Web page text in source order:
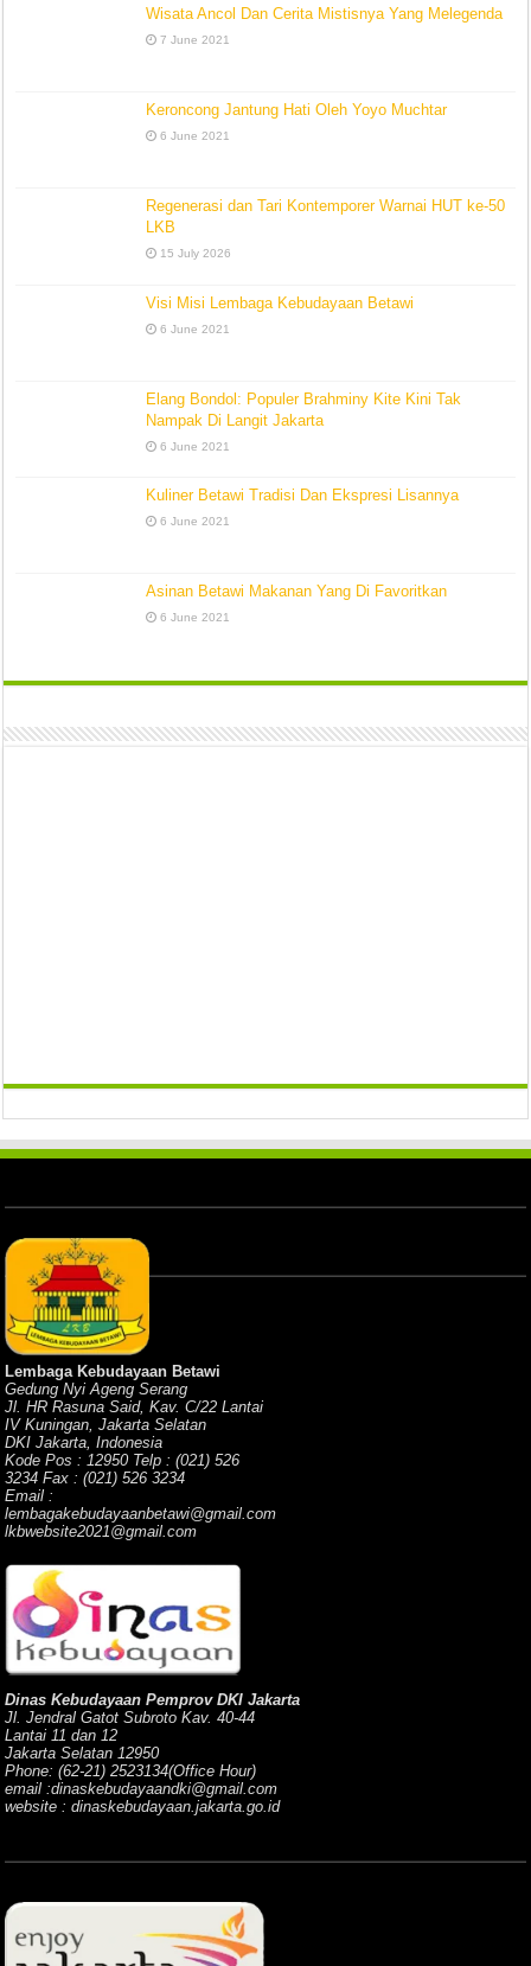
Wisata Ancol Dan Cerita Mistisnya Yang Melegenda
7 June 2021
Keroncong Jantung Hati Oleh Yoyo Muchtar
6 June 2021
Regenerasi dan Tari Kontemporer Warnai HUT ke-50
LKB
15 July 2026
Visi Misi Lembaga Kebudayaan Betawi
6 June 2021
Elang Bondol: Populer Brahminy Kite Kini Tak
Nampak Di Langit Jakarta
6 June 2021
Kuliner Betawi Tradisi Dan Ekspresi Lisannya
6 June 2021
Asinan Betawi Makanan Yang Di Favoritkan
6 June 2021
Lembaga Kebudayaan Betawi
Gedung Nyi Ageng Serang
Jl. HR Rasuna Said, Kav. C/22 Lantai
IV Kuningan, Jakarta Selatan
DKI Jakarta, Indonesia
Kode Pos : 12950 Telp : (021) 526
3234 Fax : (021) 526 3234
Email :
lembagakebudayaanbetawi@gmail.com
lkbwebsite2021@gmail.com
Dinas Kebudayaan Pemprov DKI Jakarta
Jl. Jendral Gatot Subroto Kav. 40-44
Lantai 11 dan 12
Jakarta Selatan 12950
Phone: (62-21) 2523134(Office Hour)
email :dinaskebudayaandki@gmail.com
website : dinaskebudayaan.jakarta.go.id